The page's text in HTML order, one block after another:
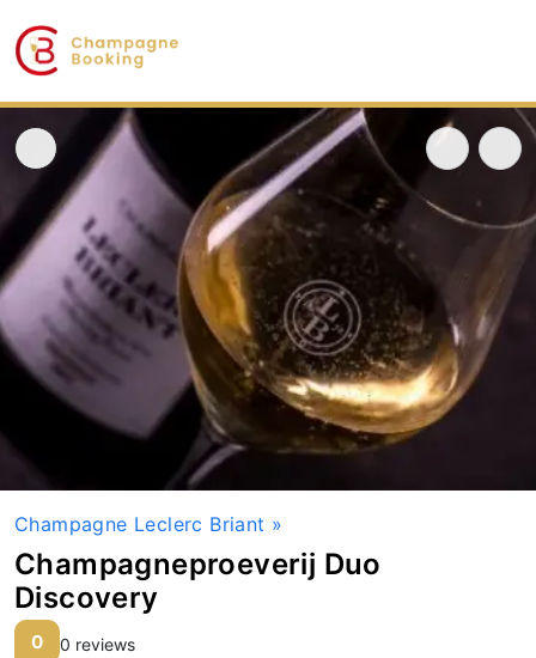
Champagne Leclerc Briant »
Champagneproeverij Duo
Discovery
0 0 reviews